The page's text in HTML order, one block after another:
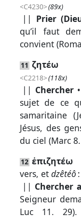
<C4230>(89x)
|| Prier
qu’il faut
convient (
11 ζητέω
<C2218>(118x)
|| Chercher•
sujet de ce
samaritaine (
Jésus, des
du ciel (Marc
12 ἐπιζητέω
vers, etdzêtéô
|| Chercher
Seigneur
Luc 11. 29